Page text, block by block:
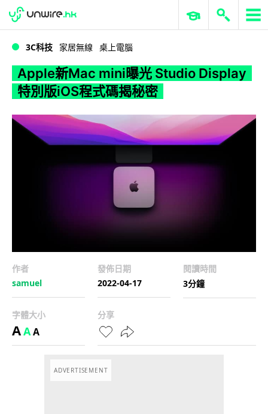
WWDC 2026 ERP 與商業 AI
3C科技 家居無線 桌上電腦
Apple新Mac mini曝光 Studio Display
特別版iOS程式碼揭秘密
作者
samuel
發佈日期
2022-04-17
閱讀時間
3分鐘
字體大小
AAA
分享
ADVERTISEMENT